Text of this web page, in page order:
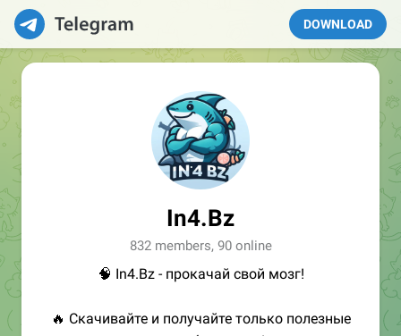
DOWNLOAD
In4.Bz
832 members, 90 online
🧠 In4.Bz - прокачай свой мозг!
🔥 Скачивайте и получайте только полезные